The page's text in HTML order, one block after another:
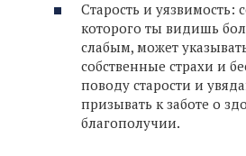
Старость и уязвимость:
которого ты видишь
слабым, может
собственные страхи и
поводу старости и
призывать к заботе о
благополучии.